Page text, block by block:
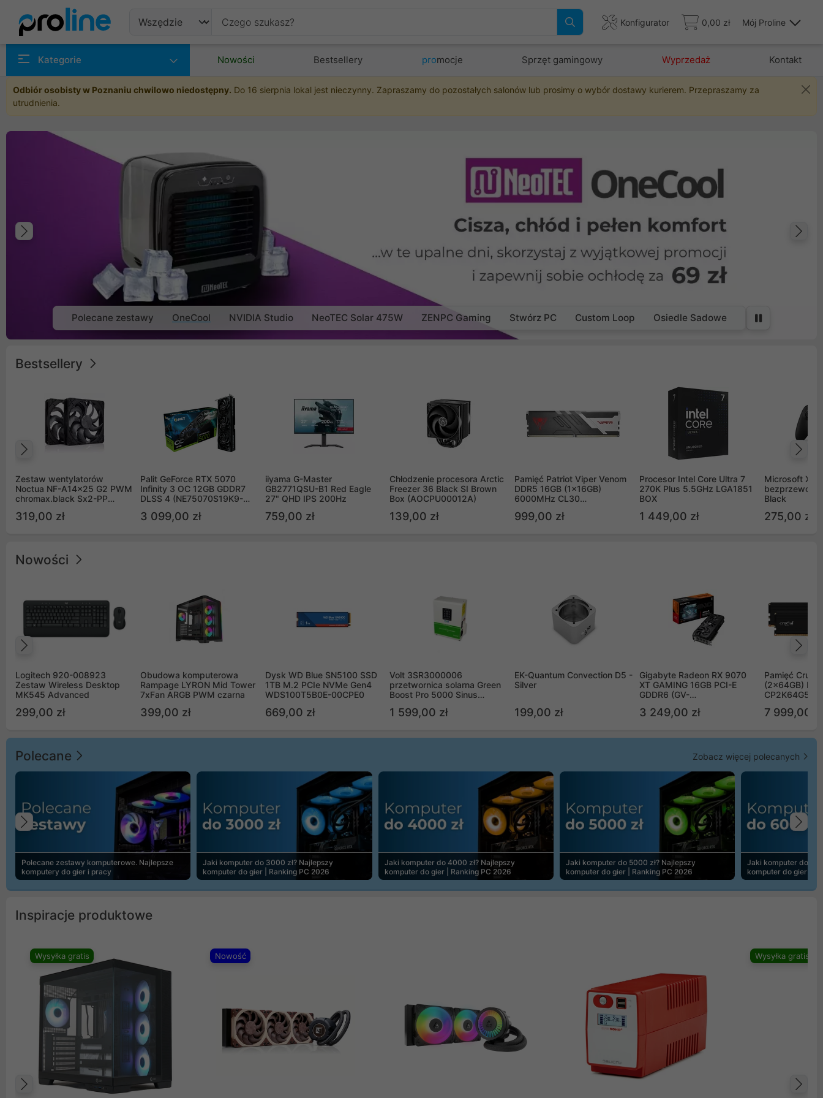
Konfigurator 0,00 zł Mój Proline
Kategorie Nowości Bestsellery promocje Sprzęt gamingowy Wyprzedaż Kontakt
Odbiór osobisty w Poznaniu chwilowo niedostępny. Do 16 sierpnia lokal jest nieczynny. Zapraszamy do pozostałych salonów lub prosimy o wybór dostawy kurierem. Przepraszamy za
utrudnienia.
Poprzedni
Polecane zestawy OneCool NVIDIA Studio NeoTEC Solar 475W ZENPC Gaming Stwórz PC Custom Loop Osiedle Sadowe
Bestsellery
Zestaw wentylatorów
Noctua NF-A14x25 G2 PWM
chromax.black Sx2-PP
(2szt)
319,00 zł
Palit GeForce RTX 5070
Infinity 3 OC 12GB GDDR7
DLSS 4 (NE75070S19K9-
3 099,00 zł
iiyama G-Master
GB2771QSU-B1 Red Eagle
27" QHD IPS 200Hz
759,00 zł
Chłodzenie procesora Arctic
Freezer 36 Black SI Brown
Box (AOCPU00012A)
139,00 zł
Pamięć Patriot Viper Venom
DDR5 16GB (1x16GB)
6000MHz CL30
999,00 zł
Procesor Intel Core Ultra 7
270K Plus 5.5GHz LGA1851
BOX
1 449,00 zł
Microsoft
Black
275,00 zł
Nowości
Logitech 920-008923
Zestaw Wireless Desktop
MK545 Advanced
299,00 zł
Obudowa komputerowa
Rampage LYRON Mid Tower
7xFan ARGB PWM czarna
399,00 zł
Dysk WD Blue SN5100 SSD
1TB M.2 PCIe NVMe Gen4
WDS100T5B0E-00CPE0
669,00 zł
Volt 3SR3000006
przetwornica solarna Green
Boost Pro 5000 Sinus
1 599,00 zł
EK-Quantum Convection D5 -
Silver
199,00 zł
Gigabyte Radeon RX 9070
XT GAMING 16GB PCI-E
GDDR6 (GV-
3 249,00 zł
Pamięć
(2x64GB)
7 999,00 zł
Polecane Zobacz więcej polecanych
Polecane zestawy komputerowe. Najlepsze
komputery do gier i pracy
Jaki komputer do 3000 zł? Najlepszy
komputer do gier | Ranking PC 2026
Jaki komputer do 4000 zł? Najlepszy
komputer do gier | Ranking PC 2026
Jaki komputer do 5000 zł? Najlepszy
komputer do gier | Ranking PC 2026
Jaki komputer do
komputer do gier |
Poprzedni
Inspiracje produktowe
Wysyłka gratis Nowość Wysyłka gratis